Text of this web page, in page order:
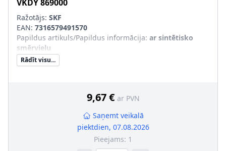
VKDY 869000
Ražotājs: SKF
EAN: 7316579491570
Papildus artikuls/Papildus informācija: ar sintētisko
smērvielu
Rādīt visu...
9,67 € ar PVN
Saņemt veikalā
piektdien, 07.08.2026
Pieejams: 1